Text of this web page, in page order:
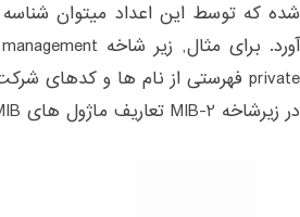
در زیرشاخه MIB-2 تعاریف ماژول های MIB استاندارد وجود دارد.